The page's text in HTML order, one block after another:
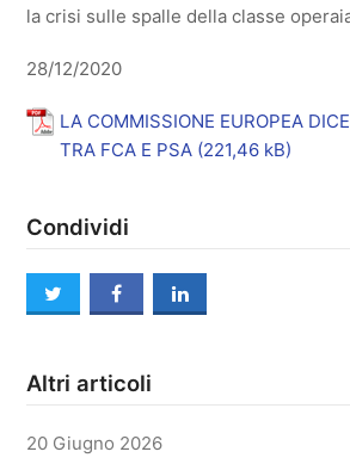
la crisi sulle spalle della classe
28/12/2020
LA COMMISSIONE EUROPEA
TRA FCA E PSA
Condividi
twitter facebooklinkedin
Altri articoli
20 Giugno 2026